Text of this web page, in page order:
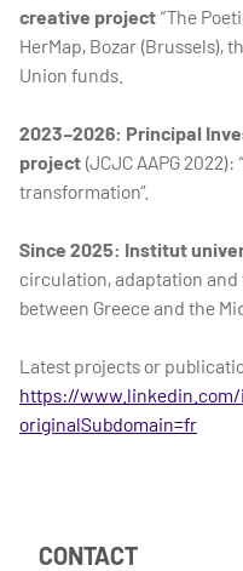
creative project “The
HerMap, Bozar (Brussels),
Union funds.
2023–2026: Principal
project (JCJC AAPG
transformation”.
Since 2025: Institut
circulation, adaptation
between Greece and the
Latest projects or
https://
originalSubdomain=fr
CONTACT